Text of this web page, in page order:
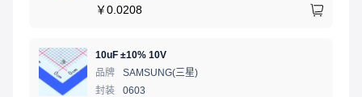
￥0.0208
10uF ±10% 10V
品牌
SAMSUNG(三星)
封装
0603